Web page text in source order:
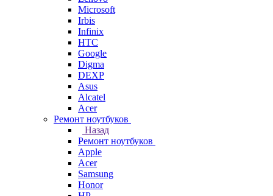
Microsoft
Irbis
Infinix
HTC
Google
Digma
DEXP
Asus
Alcatel
Acer
Ремонт ноутбуков
Назад
Ремонт ноутбуков
Apple
Acer
Samsung
Honor